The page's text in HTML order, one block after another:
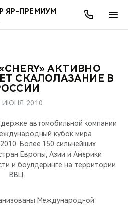
ЯР-ПРЕМИУМ
МОДЕЛИ
CHERY
АКЦИИСЕРВИСЫАКТИВНО
СКАЛОЛАЗАНИЕ В
ИЮНЯ 2010
автомобильной компании
кубок мира
Более 150 сильнейших
Европы, Азии и Америки
и боулдеринге на территории
ВВЦ.
Международной